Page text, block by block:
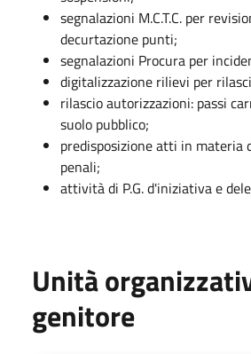
segnalazioni M.C.T.C. per
decurtazione punti;
segnalazioni Procura per
digitalizzazione rilievi per
rilascio autorizzazioni: passi
suolo pubblico;
predisposizione atti in materia
penali;
attività di P.G. d'iniziativa e
Unità
genitore